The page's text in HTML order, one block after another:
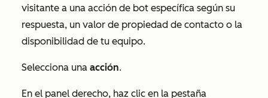
visitante a una acción de bot específica según su
respuesta, un valor de propiedad de contacto o la
disponibilidad de tu equipo.
Selecciona una acción.
En el panel derecho, haz clic en la pestaña